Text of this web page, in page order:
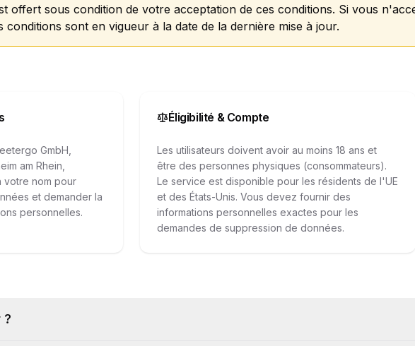
offert sous condition de votre acceptation de ces conditions. Si vous
conditions sont en vigueur à la date de la dernière mise à jour.
GmbH,
am Rhein,
votre nom pour
et demander la
personnelles.
Éligibilité & Compte
Les utilisateurs doivent avoir au moins 18 ans et
être des personnes physiques (consommateurs).
Le service est disponible pour les résidents de l'UE
et des États-Unis. Vous devez fournir des
informations personnelles exactes pour les
demandes de suppression de données.
?